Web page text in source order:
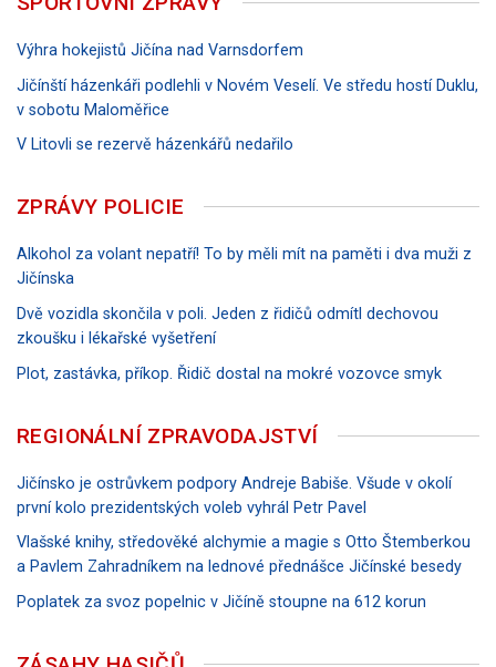
Výhra hokejistů Jičína nad Varnsdorfem
Jičínští házenkáři podlehli v Novém Veselí. Ve středu hostí Duklu,
v sobotu Maloměřice
V Litovli se rezervě házenkářů nedařilo
ZPRÁVY POLICIE
Alkohol za volant nepatří! To by měli mít na paměti i dva muži z
Jičínska
Dvě vozidla skončila v poli. Jeden z řidičů odmítl dechovou
zkoušku i lékařské vyšetření
Plot, zastávka, příkop. Řidič dostal na mokré vozovce smyk
REGIONÁLNÍ ZPRAVODAJSTVÍ
Jičínsko je ostrůvkem podpory Andreje Babiše. Všude v okolí
první kolo prezidentských voleb vyhrál Petr Pavel
Vlašské knihy, středověké alchymie a magie s Otto Štemberkou
a Pavlem Zahradníkem na lednové přednášce Jičínské besedy
Poplatek za svoz popelnic v Jičíně stoupne na 612 korun